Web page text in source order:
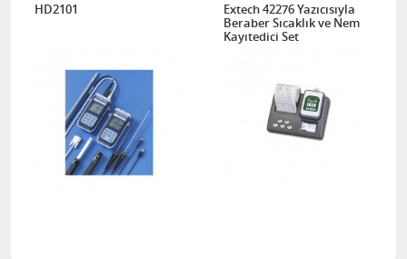
HD2101
Extech 42276 Yazıcısıyla
Beraber Sıcaklık ve Nem
Kayıtedici Set